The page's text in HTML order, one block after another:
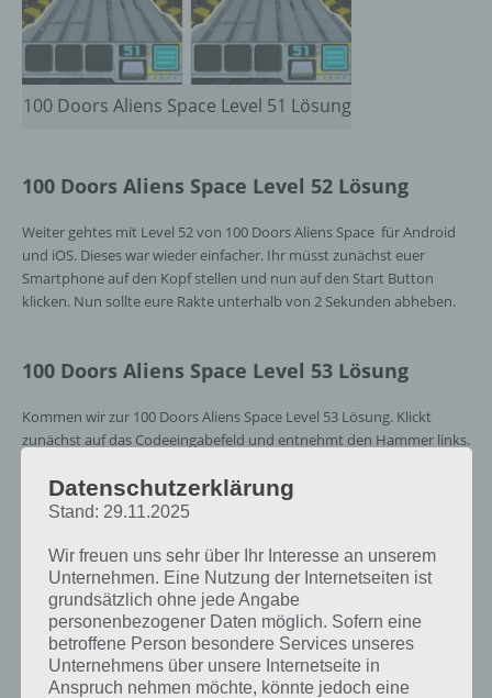
100 Doors Aliens Space Level 51 Lösung
100 Doors Aliens Space Level 52 Lösung
Weiter gehtes mit Level 52 von 100 Doors Aliens Space für Android
und iOS. Dieses war wieder einfacher. Ihr müsst zunächst euer
Smartphone auf den Kopf stellen und nun auf den Start Button
klicken. Nun sollte eure Rakte unterhalb von 2 Sekunden abheben.
100 Doors Aliens Space Level 53 Lösung
Kommen wir zur 100 Doors Aliens Space Level 53 Lösung. Klickt
zunächst auf das Codeeingabefeld und entnehmt den Hammer links.
nun Zahlen seht. Hinweis: die 5 befindet sich oben rechts und wird
teilweise durch Werbung verdeckt.
Die Kisten sagen euch, dass ihr die Zahlen von klein nach groß
eintragen sollt. Korrekt ergebibt dies folgende Lösung zu Level 53
und zwar: 3 5 8 9 13.
100 Doors Aliens Space Level 54 Lösung
Datenschutzerklärung
Stand: 29.11.2025
Wir freuen uns sehr über Ihr Interesse an unserem
Unternehmen. Eine Nutzung der Internetseiten ist
grundsätzlich ohne jede Angabe
personenbezogener Daten möglich. Sofern eine
betroffene Person besondere Services unseres
Unternehmens über unsere Internetseite in
Anspruch nehmen möchte, könnte jedoch eine